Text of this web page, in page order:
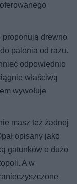
proponują drewno
palenia od razu.
odpowiednio
właściwą
wywołuje
masz też żadnej
opisany jako
gatunków o dużo
A w